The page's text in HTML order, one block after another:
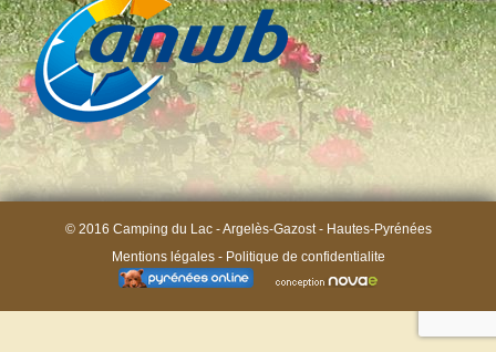
Actividades
Contacto
© 2016 Camping du Lac - Argelès-Gazost - Hautes-Pyrénées
Mentions légales- Politique de confidentialite